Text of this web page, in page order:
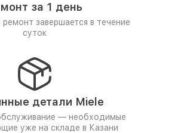
за 1 день
ремонт завершается в течение
суток
детали Miele
— необходимые
уже на складе в Казани